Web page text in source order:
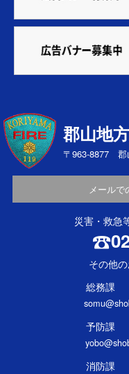
郡山地
〒963-8877 郡
メールで
災害・救急
その他
総務課
予防課
消防課